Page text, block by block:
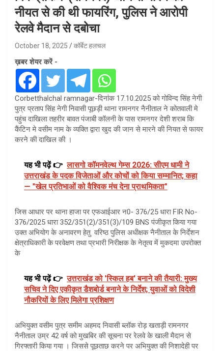
नीयत से की थी फायरिंग, पुलिस ने आरोपी
रेलवे मैदान से दबोचा
October 18, 2025 कॉर्बेट हलचल
ख़बर शेयर करें -
Corbetthalchal ramnagar-दिनांक 17.10.2025 को गोविन्द सिंह नेगी
पुत्र प्रताप सिंह नेगी निवासी पूछड़ी थाना रामनगर नैनीताल ने कोतवाली मे
पहुंच दाखिला तहरीर बावत पंजाबी कॉलनी के पास रामनगर देशी शराब कि
कैंटिन मे वसीम नाम के व्यक्ति द्वारा खुद की जान से मारने की नियत से फायर
करने की दाखिल की ।
यह भी पढ़ें 👉 लासगो कॉमनवेल्थ गेम्स 2026: सीएम धामी ने
उत्तराखंड के पदक विजेताओं और कोचों को किया सम्मानित; कहा
— "खेल प्रतिभाओं को वैश्विक मंच देना प्राथमिकता"
जिस आधार पर थाना हाजा पर एफआईआर न0- 376/25 धारा FIR No-
376/2025 धारा 352/351(2)/351(3)/109 BNS पंजीकृत किया गया
उक्त अभियोग के अनावरण हेतु वरिष्ठ पुलिस अधीक्षक नैनीताल के निर्देशन
क्षेत्राधिकारी के परवेक्षण तथा प्रभारी निरीक्षक के नेतृत्व में मुकदमा उपरोक्त
के
यह भी पढ़ें 👉 उत्तराखंड को 'स्किल हब' बनाने की तैयारी: मुख्य
सचिव ने दिए एकीकृत डैशबोर्ड बनाने के निर्देश; युवाओं को विदेशी
नौकरियों के लिए मिलेगा प्रशिक्षण
अभियुक्त वसीम पुत्र समीम अहमद निवासी ब्लॉक रोड़ खताड़ी रामनगर
नैनीताल उम्र 42 वर्ष को मुखबिर की सूचना पर रेलवे के खाली मैदान से
गिरफ्तारी किया गया । जिससे पूछताछ करने पर अभियुक्त की निशादेही पर